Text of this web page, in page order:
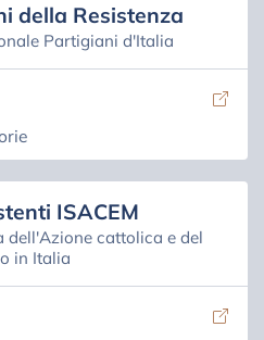
della Resistenza
Partigiani d'Italia
ISACEM
dell'Azione cattolica e del
in Italia